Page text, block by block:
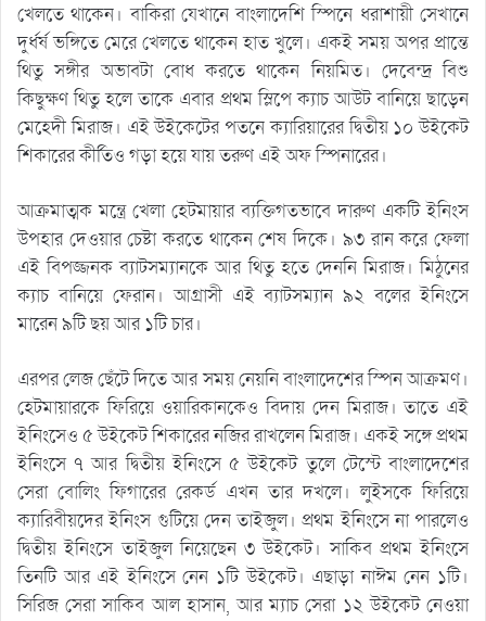
খেলতে থাকেন। বাকিরা যেখানে বাংলাদেশি স্পিনে ধরাশায়ী সেখানে
দুর্ধর্ষ ভঙ্গিতে মেরে খেলতে থাকেন হাত খুলে। একই সময় অপর প্রান্তে
থিতু সঙ্গীর অভাবটা বোধ করতে থাকেন নিয়মিত। দেবেন্দ্র বিশু
কিছুক্ষণ থিতু হলে তাকে এবার প্রথম স্লিপে ক্যাচ আউট বানিয়ে ছাড়েন
মেহেদী মিরাজ। এই উইকেটের পতনে ক্যারিয়ারের দ্বিতীয় ১০ উইকেট
শিকারের কীর্তিও গড়া হয়ে যায় তরুণ এই অফ স্পিনারের।
আক্রমাত্মক মন্ত্রে খেলা হেটমায়ার ব্যক্তিগতভাবে দারুণ একটি ইনিংস
উপহার দেওয়ার চেষ্টা করতে থাকেন শেষ দিকে। ৯৩ রান করে ফেলা
এই বিপজ্জনক ব্যাটসম্যানকে আর থিতু হতে দেননি মিরাজ। মিঠুনের
ক্যাচ বানিয়ে ফেরান। আগ্রাসী এই ব্যাটসম্যান ৯২ বলের ইনিংসে
মারেন ৯টি ছয় আর ১টি চার।
এরপর লেজ ছেঁটে দিতে আর সময় নেয়নি বাংলাদেশের স্পিন আক্রমণ।
হেটমায়ারকে ফিরিয়ে ওয়ারিকানকেও বিদায় দেন মিরাজ। তাতে এই
ইনিংসেও ৫ উইকেট শিকারের নজির রাখলেন মিরাজ। একই সঙ্গে প্রথম
ইনিংসে ৭ আর দ্বিতীয় ইনিংসে ৫ উইকেট তুলে টেস্টে বাংলাদেশের
সেরা বোলিং ফিগারের রেকর্ড এখন তার দখলে। লুইসকে ফিরিয়ে
ক্যারিবীয়দের ইনিংস গুটিয়ে দেন তাইজুল। প্রথম ইনিংসে না পারলেও
দ্বিতীয় ইনিংসে তাইজুল নিয়েছেন ৩ উইকেট। সাকিব প্রথম ইনিংসে
তিনটি আর এই ইনিংসে নেন ১টি উইকেট। এছাড়া নাঈম নেন ১টি।
সিরিজ সেরা সাকিব আল হাসান, আর ম্যাচ সেরা ১২ উইকেট নেওয়া